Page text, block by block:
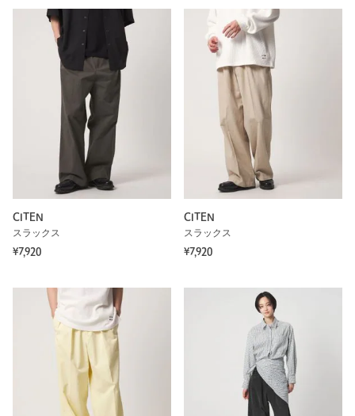
CITEN
スラックス
¥7,920
CITEN
スラックス
¥7,920